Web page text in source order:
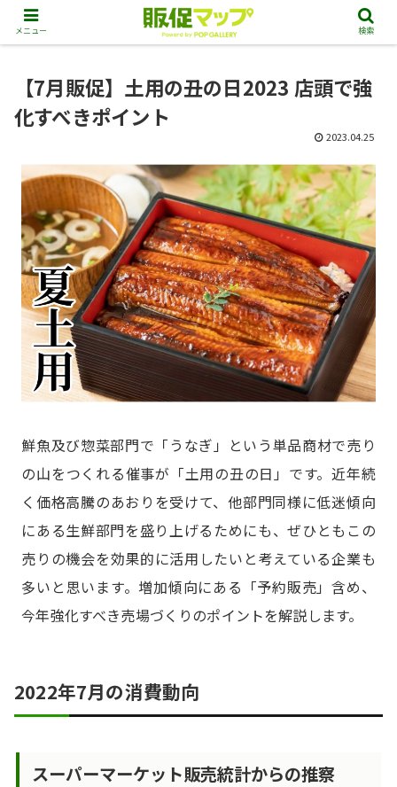
【7月販促】土用の丑の日2023 店頭で強
化すべきポイント
2023.04.25
鮮魚及び惣菜部門で「うなぎ」という単品商材で売り
の山をつくれる催事が「土用の丑の日」です。近年続
く価格高騰のあおりを受けて、他部門同様に低迷傾向
にある生鮮部門を盛り上げるためにも、ぜひともこの
売りの機会を効果的に活用したいと考えている企業も
多いと思います。増加傾向にある「予約販売」含め、
今年強化すべき売場づくりのポイントを解説します。
2022年7月の消費動向
スーパーマーケット販売統計からの推察
メニュー 検索